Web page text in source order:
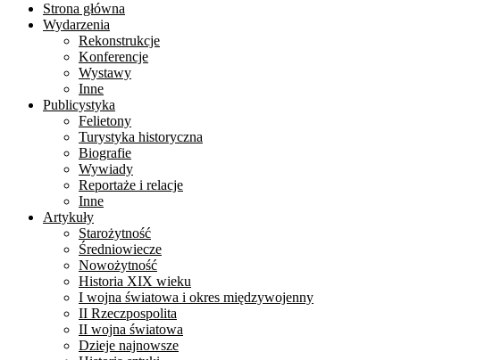
Strona główna
Wydarzenia
Rekonstrukcje
Konferencje
Wystawy
Inne
Publicystyka
Felietony
Turystyka historyczna
Biografie
Wywiady
Reportaże i relacje
Inne
Artykuły
Starożytność
Średniowiecze
Nowożytność
Historia XIX wieku
I wojna światowa i okres międzywojenny
II Rzeczpospolita
II wojna światowa
Dzieje najnowsze